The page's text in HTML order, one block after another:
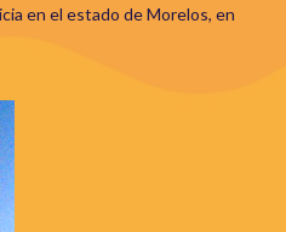
en el estado de Morelos, en